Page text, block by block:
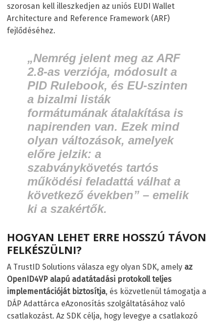
szorosan kell illeszkedjen az uniós EUDI Wallet
Architecture and Reference Framework (ARF)
fejlődéséhez.
„Nemrég jelent meg az ARF
2.8-as verziója, módosult a
PID Rulebook, és EU-szinten
a bizalmi listák
formátumának átalakítása is
napirenden van. Ezek mind
olyan változások, amelyek
előre jelzik: a
szabványkövetés tartós
működési feladattá válhat a
következő években” – emelik
ki a szakértők.
HOGYAN LEHET ERRE HOSSZÚ TÁVON
FELKÉSZÜLNI?
A TrustID Solutions válasza egy olyan SDK, amely az
OpenID4VP alapú adatátadási protokoll teljes
implementációját biztosítja, és közvetlenül támogatja a
DÁP Adattárca eAzonosítás szolgáltatásához való
csatlakozást. Az SDK célja, hogy levegye a csatlakozó